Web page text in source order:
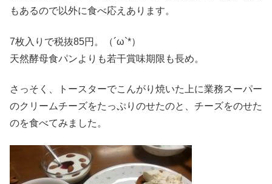
もあるので以外に食べ応えあります。
7枚入りで税抜85円。（´ω`*）
天然酵母食パンよりも若干賞味期限も長め。
さっそく、トースターでこんがり焼いた上に業務スーパー
のクリームチーズをたっぷりのせたのと、チーズをのせた
のを食べてみました。